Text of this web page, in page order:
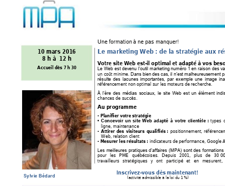
10 mars 2016
8 h à  12 h
Accueil dès 7 h 30
Une formation à ne pas manquer!
Le marketing Web : de la stratégie aux
Votre site Web est-il optimal et adapté à vos
Le Web est devenu l’outil marketing numéro 1 en raison des
un coût minime. Dans bien des cas, il n’est malheureusement
résulte des lacunes importantes, par exemple une image
référencement non optimal sur les moteurs de recherche.
À l’ère des médias sociaux, le site Web est un élément
chances de succès.
Au programme
• Planifier votre stratégie
• Concevoir un site Web adapté à votre clientèle : types
ligne, maintenance
•Attirer des visiteurs qualifiés : positionnement,
Web, relation client
• Mesurer les résultats : indicateurs de performance, Google
Les meilleures pratiques d’affaires (MPA) sont des formations
pour les PME québécoises. Depuis 2001, plus de 30 00
travailleurs stratégiques y ont participé et en mesurent,
Inscrivez-vous dès maintenant!
(activité admissible à la loi du 1 %)
Sylvie Bédard